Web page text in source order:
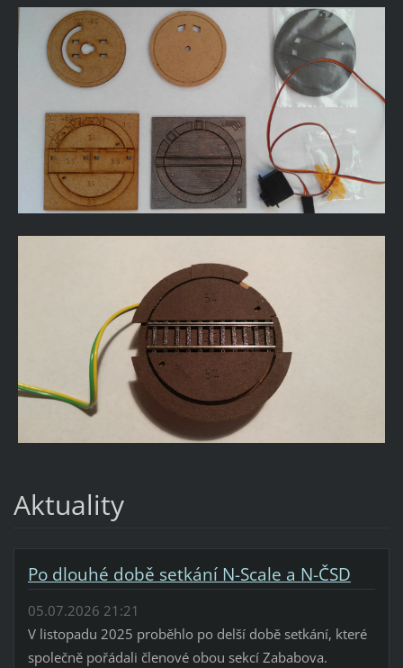
Aktuality
Po dlouhé době setkání N-Scale a N-ČSD
05.07.2026 21:21
V listopadu 2025 proběhlo po delší době setkání, které
společně pořádali členové obou sekcí Zababova.